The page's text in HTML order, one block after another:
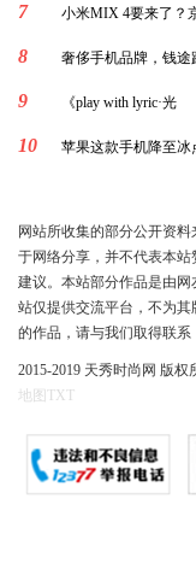
7 小米MIX 4要来了？
8 奢侈手机品牌，钱
9 《play with lyric·光
10 苹果这款手机降至冰
网站所收集的部分公开资
于网络分享，并不代表本
建议。本站部分作品是由
站仅提供交流平台，不为
的作品，请与我们取得联系
2015-2019 天秀时尚网 版权
地图
TXT